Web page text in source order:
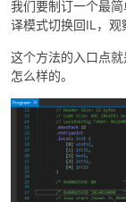
我们要制订一个最
译模式切换回IL，观
这个方法的入口点
怎么样的。